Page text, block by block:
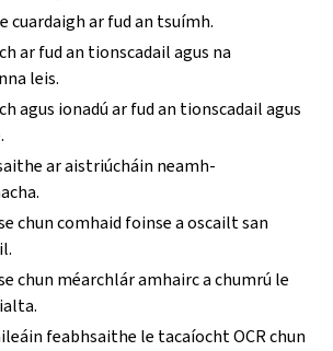
cuardaigh ar fud an tsuímh.
ar fud an tionscadail agus na
leis.
agus ionadú ar fud an tionscadail agus
ar aistriúcháin neamh-
chun comhaid foinse a oscailt san
chun méarchlár amhairc a chumrú le
feabhsaithe le tacaíocht OCR chun